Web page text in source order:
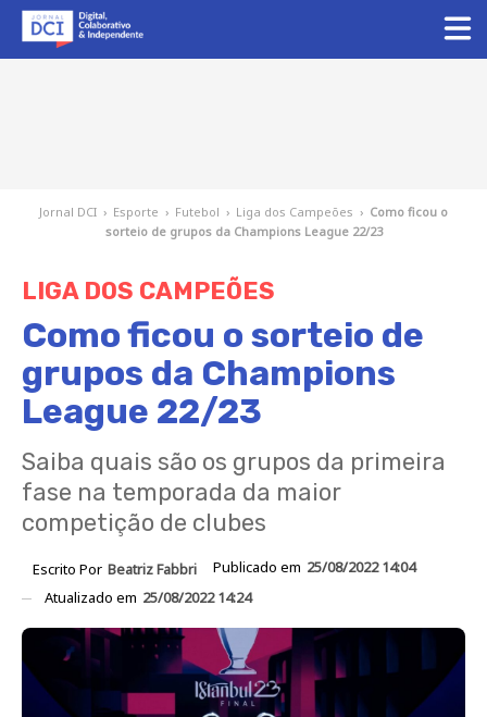
Jornal DCI › Esporte › Futebol › Liga dos Campeões › Como ficou o
sorteio de grupos da Champions League 22/23
LIGA DOS CAMPEÕES
Como ficou o sorteio de
grupos da Champions
League 22/23
Saiba quais são os grupos da primeira
fase na temporada da maior
competição de clubes
Escrito Por Beatriz Fabbri Publicado em 25/08/2022 14:04
Atualizado em 25/08/2022 14:24